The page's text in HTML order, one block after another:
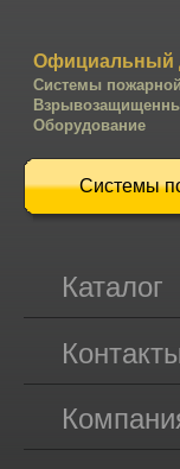
Официальный
Системы
Оборудование
Системы
Каталог